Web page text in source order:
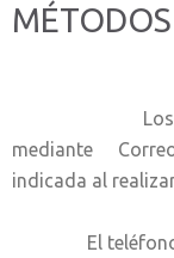
Los
mediante
indicada al
El teléfono